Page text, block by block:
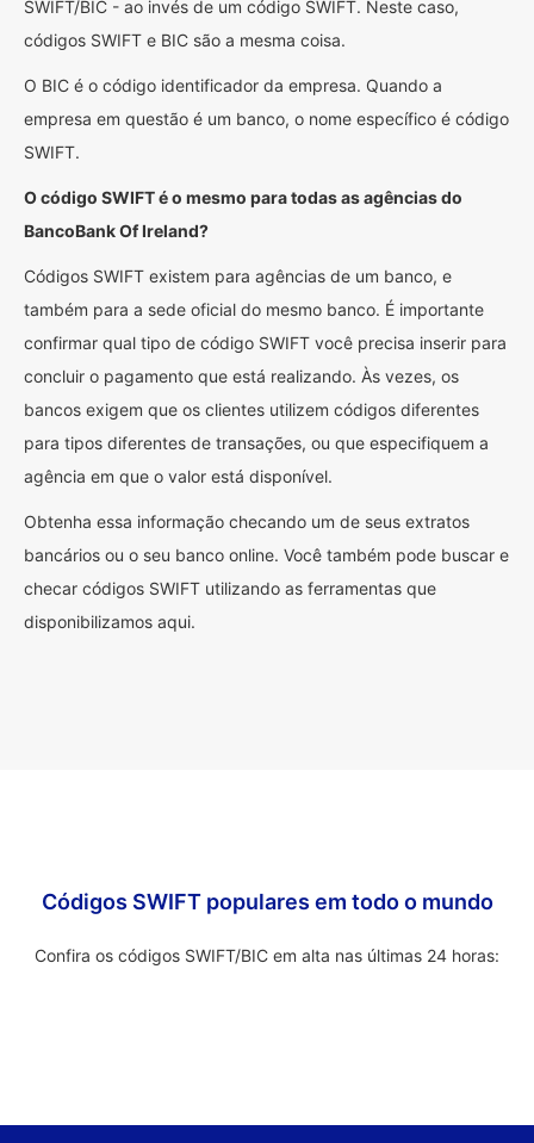
SWIFT/BIC - ao invés de um código SWIFT. Neste caso,
códigos SWIFT e BIC são a mesma coisa.
O BIC é o código identificador da empresa. Quando a
empresa em questão é um banco, o nome específico é código
SWIFT.
O código SWIFT é o mesmo para todas as agências do
BancoBank Of Ireland?
Códigos SWIFT existem para agências de um banco, e
também para a sede oficial do mesmo banco. É importante
confirmar qual tipo de código SWIFT você precisa inserir para
concluir o pagamento que está realizando. Às vezes, os
bancos exigem que os clientes utilizem códigos diferentes
para tipos diferentes de transações, ou que especifiquem a
agência em que o valor está disponível.
Obtenha essa informação checando um de seus extratos
bancários ou o seu banco online. Você também pode buscar e
checar códigos SWIFT utilizando as ferramentas que
disponibilizamos aqui.
Códigos SWIFT populares em todo o mundo
Confira os códigos SWIFT/BIC em alta nas últimas 24 horas: